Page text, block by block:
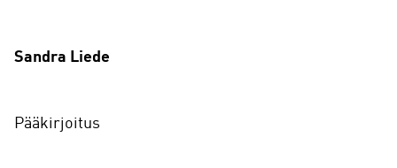
Sandra Liede
Pääkirjoitus